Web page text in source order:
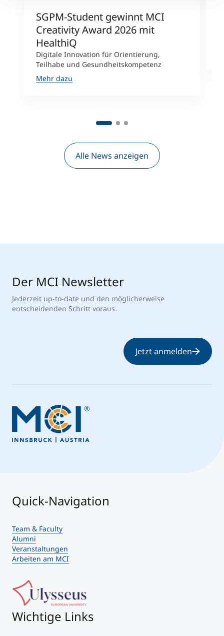
SGPM-Student gewinnt MCI
Creativity Award 2026 mit
HealthiQ
Digitale Innovation für Orientierung,
Teilhabe und Gesundheitskompetenz
Mehr dazu
Alle News anzeigen
Der MCI Newsletter
Jederzeit up-to-date und den möglicherweise
entscheidenden Schritt voraus.
Jetzt anmelden
Quick-Navigation
Team & Faculty
Alumni
Veranstaltungen
Arbeiten am MCI
Wichtige Links